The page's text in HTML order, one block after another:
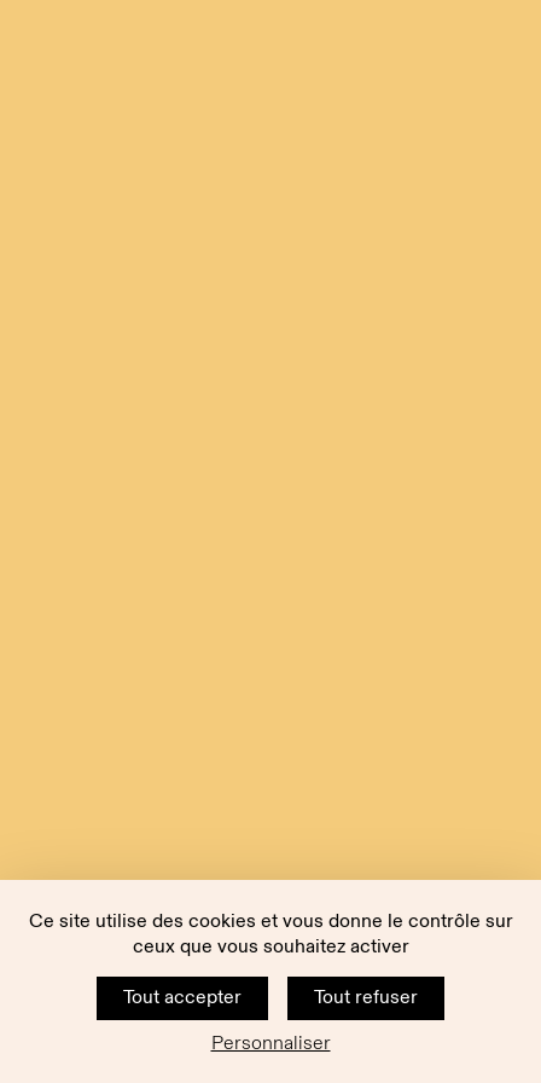
Ce site utilise des cookies et vous donne le contrôle sur
ceux que vous souhaitez activer
Tout accepter
Tout refuser
Personnaliser